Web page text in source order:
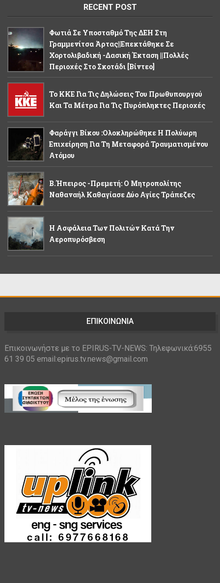
RECENT POST
Φωτιά Σε Υποσταθμό Της ΔΕΗ Στη
Γραμμενίτσα Άρτας||Επεκτάθηκε Σε
Χορτολιβαδική -δασική Έκταση ||Πολλές
Περιοχές Στο Σκοτάδι [βίντεο]
Το ΚΚΕ Για Τις Δηλώσεις Του Πρωθυπουργού
Και Τα Μέτρα Για Τις Πυρόπληκτες Περιοχές
Φαράγγι Βίκου :Ολοκληρώθηκε Η Πολύωρη
Επιχείρηση Για Τη Μεταφορά Τραυματισμένου
Ατόμου
Β.Ήπειρος -Πρεμετή: Ο Μητροπολίτης
Ναθαναήλ Καθαγίασε Δύο Αγίες Τράπεζες
Η Ασφάλεια Των Πολιτών Κατά Την
Αεροπυρόσβεση
ΕΠΙΚΟΙΝΩΝΙΑ
Επικοινωνήστε με το EPIRUS-TV-NEWS: Τηλεφωνικά:6955
61 39 05 email:epirus.tv.news@gmail.com